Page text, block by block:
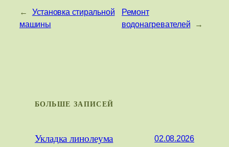
←
Установка стиральной
машины
Ремонт
водонагревателей
→
БОЛЬШЕ ЗАПИСЕЙ
Укладка линолеума 02.08.2026